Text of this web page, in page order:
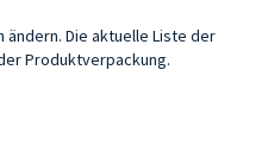
ändern. Die aktuelle Liste der
Produktverpackung.